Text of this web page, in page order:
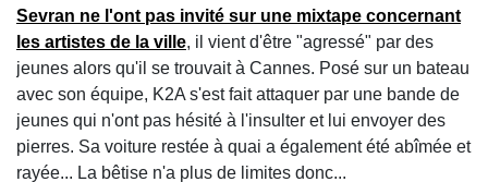
Sevran ne l'ont pas invité sur une mixtape concernant
les artistes de la ville, il vient d'être "agressé" par des
jeunes alors qu'il se trouvait à Cannes. Posé sur un bateau
avec son équipe, K2A s'est fait attaquer par une bande de
jeunes qui n'ont pas hésité à l'insulter et lui envoyer des
pierres. Sa voiture restée à quai a également été abîmée et
rayée... La bêtise n'a plus de limites donc...